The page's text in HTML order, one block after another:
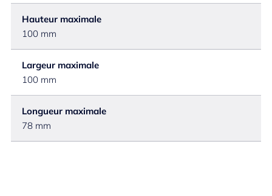
Hauteur maximale
100 mm
Largeur maximale
100 mm
Longueur maximale
78 mm